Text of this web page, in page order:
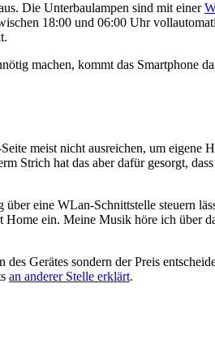
Die Unterbaulampen sind mit einer
18:00 und 06:00 Uhr
machen, kommt das Smartphone
meist nicht ausreichen, um eigene
Strich hat das aber dafür gesorgt,
über eine WLan-Schnittstelle steuern
Home ein. Meine Musik höre ich über
Gerätes sondern der Preis
an anderer Stelle erklärt.